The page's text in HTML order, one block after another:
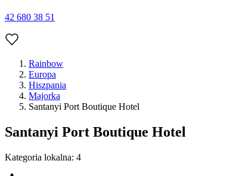
42 680 38 51
Rainbow
Europa
Hiszpania
Majorka
Santanyi Port Boutique Hotel
Santanyi Port Boutique Hotel
Kategoria lokalna: 4